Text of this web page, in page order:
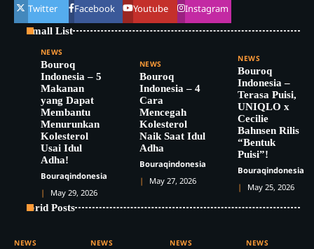
Twitter Facebook Youtube Instagram
Small List
NEWS
Bouroq
Indonesia – 5
Makanan
yang Dapat
Membantu
Menurunkan
Kolesterol
Usai Idul
Adha!
Bouraqindonesia
May 29, 2026
NEWS
Bouroq
Indonesia – 4
Cara
Mencegah
Kolesterol
Naik Saat Idul
Adha
Bouraqindonesia
May 27, 2026
NEWS
Bouroq
Indonesia –
Terasa Puisi,
UNIQLO x
Cecilie
Bahnsen Rilis
“Bentuk
Puisi”!
Bouraqindonesia
May 25, 2026
Grid Posts
NEWS NEWS NEWS NEWS